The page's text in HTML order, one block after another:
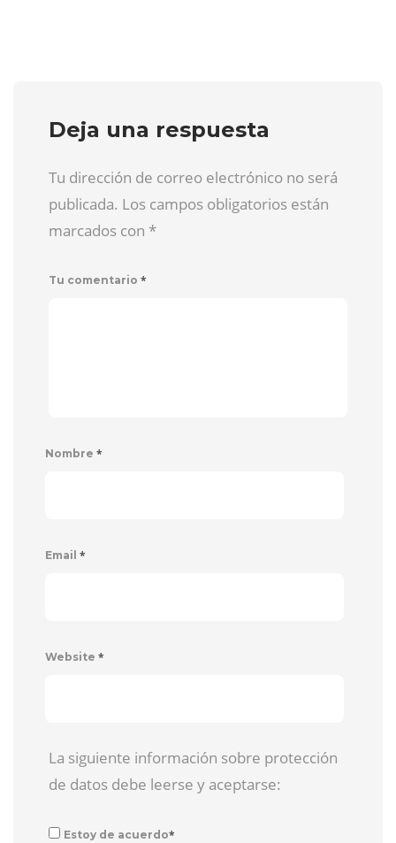
Deja una respuesta
Tu dirección de correo electrónico no será
publicada. Los campos obligatorios están
marcados con *
Tu comentario *
Nombre *
Email *
Website *
La siguiente información sobre protección
de datos debe leerse y aceptarse:
Estoy de acuerdo*